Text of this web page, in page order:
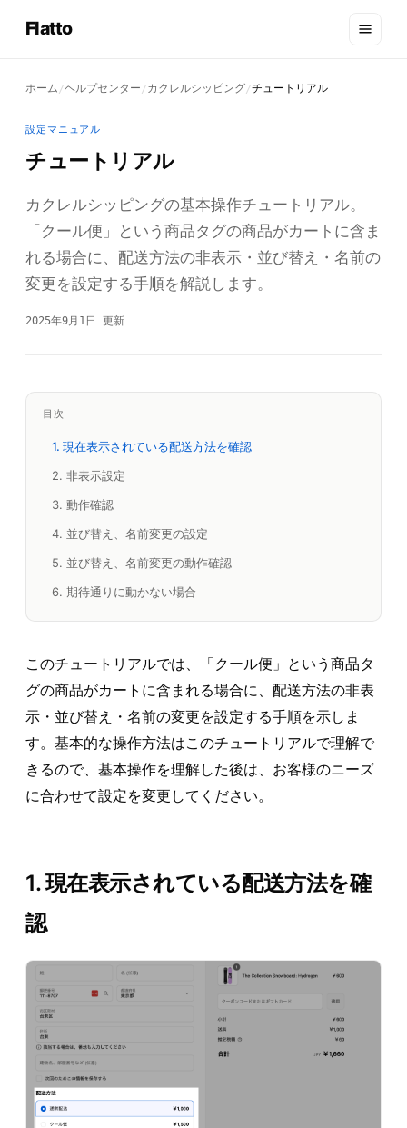
Flatto
ホーム /ヘルプセンター /カクレルシッピング/チュートリアル
設定マニュアル
チュートリアル
カクレルシッピングの基本操作チュートリアル。
「クール便」という商品タグの商品がカートに含ま
れる場合に、配送方法の非表示・並び替え・名前の
変更を設定する手順を解説します。
2025年9月1日 更新
目次
1. 現在表示されている配送方法を確認
2. 非表示設定
3. 動作確認
4. 並び替え、名前変更の設定
5. 並び替え、名前変更の動作確認
6. 期待通りに動かない場合
このチュートリアルでは、「クール便」という商品タ
グの商品がカートに含まれる場合に、配送方法の非表
示・並び替え・名前の変更を設定する手順を示しま
す。基本的な操作方法はこのチュートリアルで理解で
きるので、基本操作を理解した後は、お客様のニーズ
に合わせて設定を変更してください。
1. 現在表示されている配送方法を確
認